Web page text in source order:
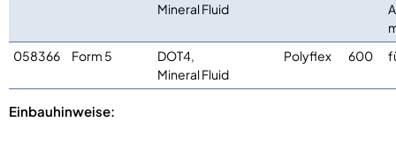
Mineral Fluid
058366
Form 5
DOT4,
Mineral Fluid
Polyflex 600
Einbauhinweise: